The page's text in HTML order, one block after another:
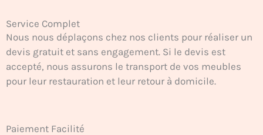
Service Complet
Nous nous déplaçons chez nos clients pour réaliser un
devis gratuit et sans engagement. Si le devis est
accepté, nous assurons le transport de vos meubles
pour leur restauration et leur retour à domicile.
Paiement Facilité